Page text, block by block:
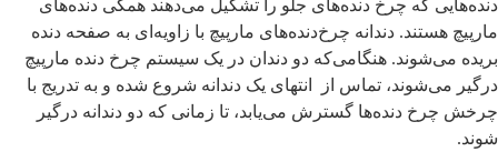
که چرخ دنده‌های جلو را تشکیل می‌دهند همگی دنده‌های
هستند. دندانه‌ چرخ‌دنده‌های مارپیچ با زاویه‌ای به صفحه دنده
می‌شوند. هنگامی‌که دو دندان در یک سیستم چرخ دنده مارپیچ
می‌شوند، تماس از انتهای یک دندانه شروع شده و به تدریج با
چرخ دنده‌ها گسترش می‌یابد، تا زمانی که دو دندانه درگیر